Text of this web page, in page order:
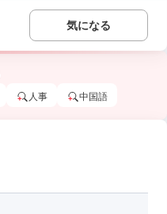
気になる
人事 中国語